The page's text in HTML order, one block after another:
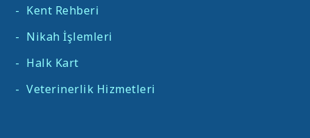
- Kent Rehberi
- Nikah İşlemleri
- Halk Kart
- Veterinerlik Hizmetleri